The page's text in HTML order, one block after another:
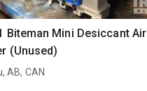
Biteman Mini Desiccant Air
(Unused)
AB, CAN